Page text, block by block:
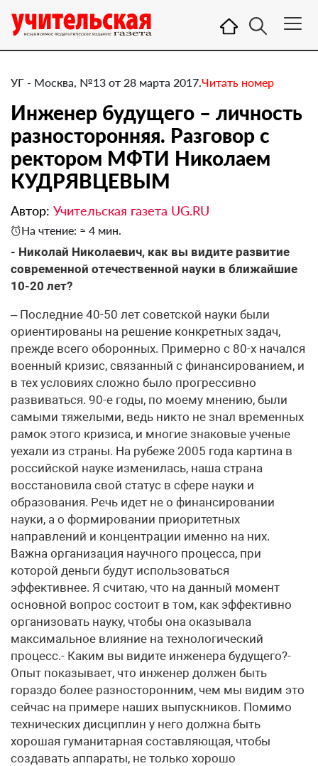
УГ - Москва, №13 от 28 марта 2017.Читать номер
Инженер будущего – личность
разносторонняя. Разговор с
ректором МФТИ Николаем
КУДРЯВЦЕВЫМ
Автор: Учительская газета UG.RU
На чтение: ≈ 4 мин.
​- Николай Николаевич, как вы видите развитие
современной отечественной науки в ближайшие
10-20 лет?
– Последние 40-50 лет советской науки были
ориентированы на решение конкретных задач,
прежде всего оборонных. Примерно с 80-х начался
военный кризис, связанный с финансированием, и
в тех условиях сложно было прогрессивно
развиваться. 90-е годы, по моему мнению, были
самыми тяжелыми, ведь никто не знал временных
рамок этого кризиса, и многие знаковые ученые
уехали из страны. На рубеже 2005 года картина в
российской науке изменилась, наша страна
восстановила свой статус в сфере науки и
образования. Речь идет не о финансировании
науки, а о формировании приоритетных
направлений и концентрации именно на них.
Важна организация научного процесса, при
которой деньги будут использоваться
эффективнее. Я считаю, что на данный момент
основной вопрос состоит в том, как эффективно
организовать науку, чтобы она оказывала
максимальное влияние на технологический
процесс.- Каким вы видите инженера будущего?-
Опыт показывает, что инженер должен быть
гораздо более разносторонним, чем мы видим это
сейчас на примере наших выпускников. Помимо
технических дисциплин у него должна быть
хорошая гуманитарная составляющая, чтобы
создавать аппараты, не только хорошо